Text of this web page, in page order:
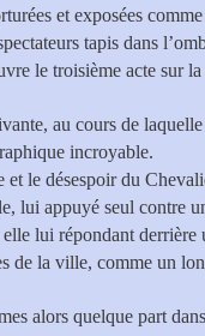
et exposées
tapis dans
le troisième acte sur
au cours de
incroyable.
et le désespoir du
lui appuyé seul contre
lui répondant derrière
de la ville, comme un
alors quelque part